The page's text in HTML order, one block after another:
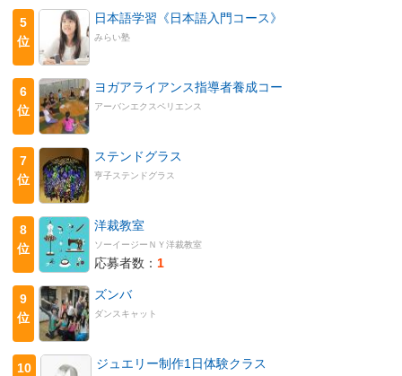
5
位
日本語学習《日本語入門コース》
みらい塾
6
位
ヨガアライアンス指導者養成コー
アーバンエクスペリエンス
7
位
ステンドグラス
亨子ステンドグラス
8
位
洋裁教室
ソーイージーＮＹ洋裁教室
応募者数： 1
9
位
ズンバ
ダンスキャット
10
ジュエリー制作1日体験クラス